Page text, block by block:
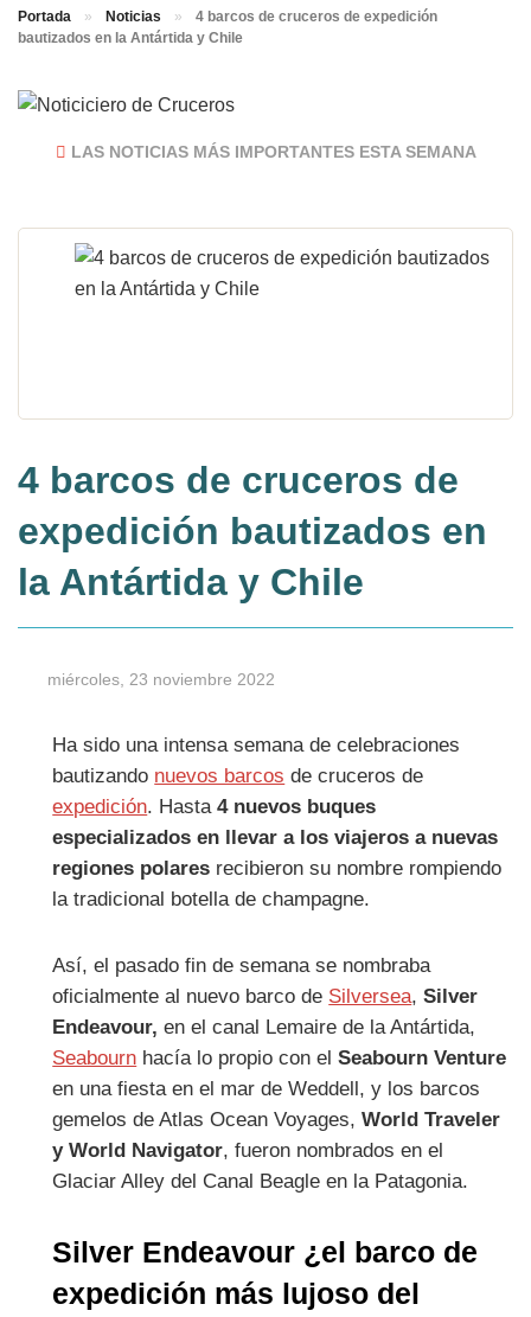
Portada » Noticias »
4 barcos de cruceros de expedición
bautizados en la Antártida y Chile
LAS NOTICIAS MÁS IMPORTANTES ESTA SEMANA
4 barcos de cruceros de
expedición bautizados en
la Antártida y Chile
miércoles, 23 noviembre 2022
Ha sido una intensa semana de celebraciones
bautizando nuevos barcos de cruceros de
expedición. Hasta4 nuevos buques
especializados en llevar a los viajeros a nuevas
regiones polares recibieron su nombre rompiendo
la tradicional botella de champagne.
Así, el pasado fin de semana se nombraba
oficialmente al nuevo barco de Silversea,Silver
Endeavour, en el canal Lemaire de la Antártida,
Seabourn hacía lo propio con elSeabourn Venture
en una fiesta en el mar de Weddell, y los barcos
gemelos de Atlas Ocean Voyages, World Traveler
y World Navigator, fueron nombrados en el
Glaciar Alley del Canal Beagle en la Patagonia.
Silver Endeavour ¿el barco de
expedición más lujoso del